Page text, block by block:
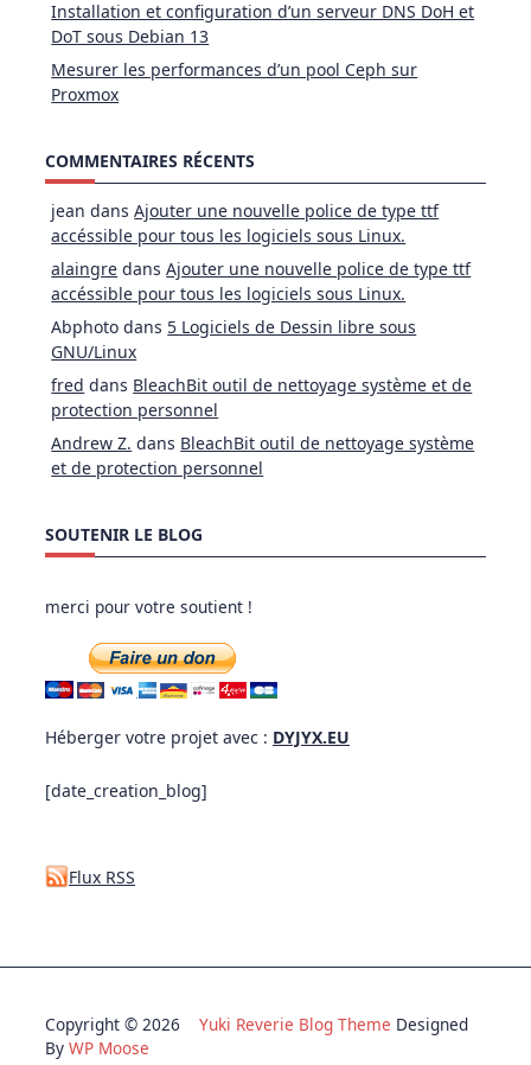
Installation et configuration d’un serveur DNS DoH et
DoT sous Debian 13
Mesurer les performances d’un pool Ceph sur
Proxmox
COMMENTAIRES RÉCENTS
jean dansAjouter une nouvelle police de type ttf
accéssible pour tous les logiciels sous Linux.
alaingre dansAjouter une nouvelle police de type ttf
accéssible pour tous les logiciels sous Linux.
Abphoto dans 5 Logiciels de Dessin libre sous
GNU/Linux
fred dans BleachBit outil de nettoyage système et de
protection personnel
Andrew Z. dans BleachBit outil de nettoyage système
et de protection personnel
SOUTENIR LE BLOG
merci pour votre soutient !
Héberger votre projet avec : DYJYX.EU
[date_creation_blog]
Flux RSS
Copyright © 2026 Yuki Reverie Blog Theme Designed
By WP Moose